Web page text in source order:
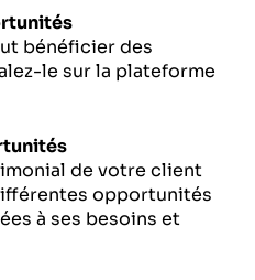
bénéficier des
le sur la plateforme
de votre client
opportunités
à ses besoins et